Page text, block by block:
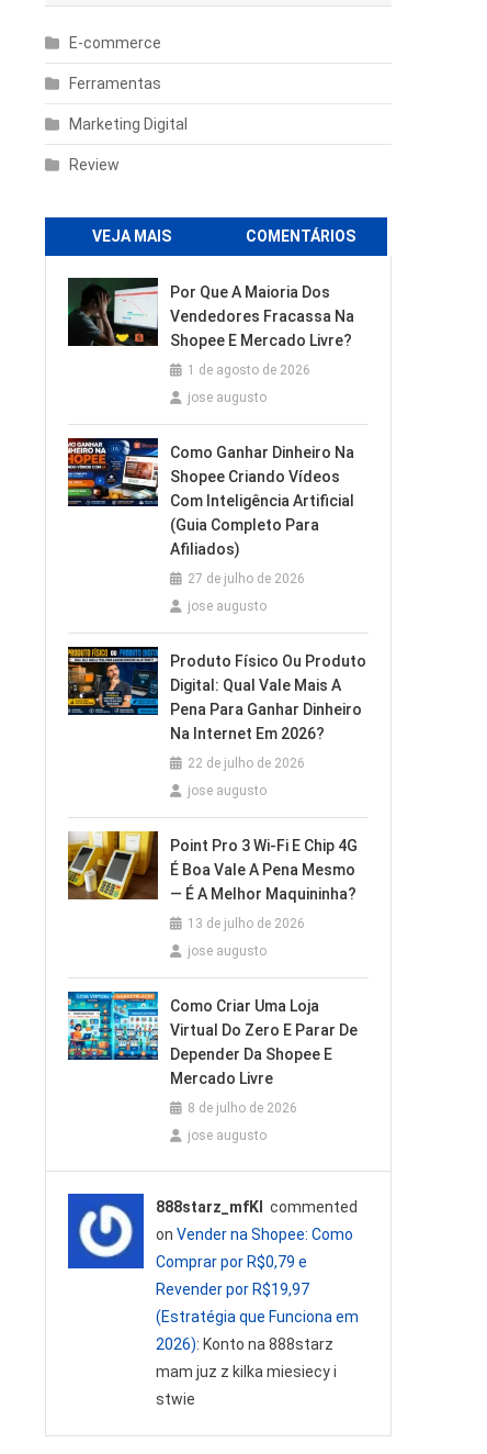
E-commerce
Ferramentas
Marketing Digital
Review
VEJA MAIS COMENTÁRIOS
Por Que A Maioria Dos
Vendedores Fracassa Na
Shopee E Mercado Livre?
1 de agosto de 2026
jose augusto
Como Ganhar Dinheiro Na
Shopee Criando Vídeos
Com Inteligência Artificial
(Guia Completo Para
Afiliados)
27 de julho de 2026
jose augusto
Produto Físico Ou Produto
Digital: Qual Vale Mais A
Pena Para Ganhar Dinheiro
Na Internet Em 2026?
22 de julho de 2026
jose augusto
Point Pro 3 Wi‑Fi E Chip 4G
É Boa Vale A Pena Mesmo
— É A Melhor Maquininha?
13 de julho de 2026
jose augusto
Como Criar Uma Loja
Virtual Do Zero E Parar De
Depender Da Shopee E
Mercado Livre
8 de julho de 2026
jose augusto
888starz_mfKl
commented
on Vender na Shopee: Como
Comprar por R$0,79 e
Revender por R$19,97
(Estratégia que Funciona em
2026): Konto na 888starz
mam juz z kilka miesiecy i
stwie